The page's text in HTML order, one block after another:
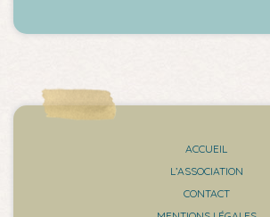
ACCUEIL
L’ASSOCIATION
CONTACT